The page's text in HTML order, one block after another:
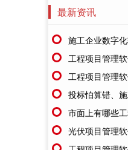
最新资讯
施工企业数字化
工程项目管理软件推荐
工程项目管理软件
投标怕算错、施工怕超
市面上有哪些工程
光伏项目管理